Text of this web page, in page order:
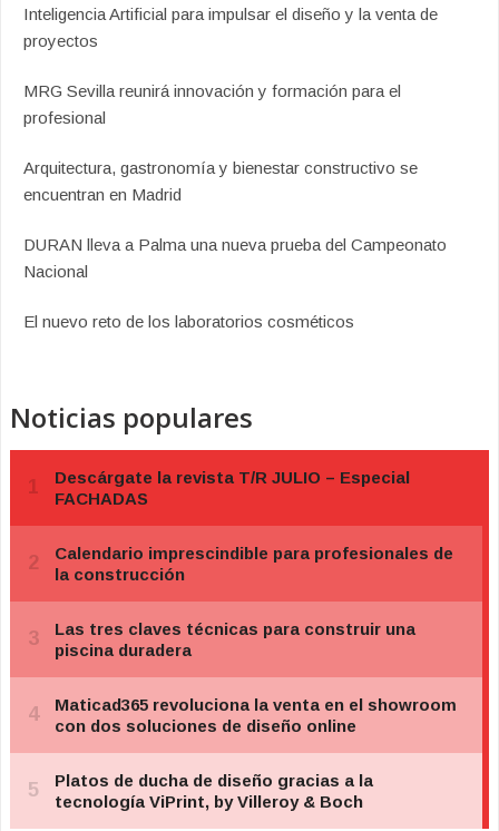
Inteligencia Artificial para impulsar el diseño y la venta de
proyectos
MRG Sevilla reunirá innovación y formación para el
profesional
Arquitectura, gastronomía y bienestar constructivo se
encuentran en Madrid
DURAN lleva a Palma una nueva prueba del Campeonato
Nacional
El nuevo reto de los laboratorios cosméticos
Noticias populares